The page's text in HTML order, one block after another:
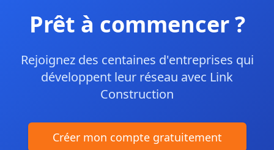
Prêt à commencer ?
Rejoignez des centaines d'entreprises qui
développent leur réseau avec Link
Construction
Créer mon compte gratuitement